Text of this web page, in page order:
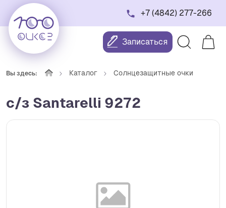
+7 (4842) 277-266
Записаться
Вы здесь: Каталог Солнцезащитные очки
с/з Santarelli 9272